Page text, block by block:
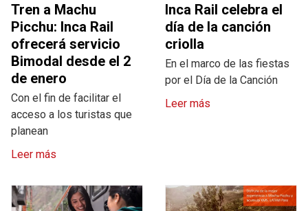
Tren a Machu
Picchu: Inca Rail
ofrecerá servicio
Bimodal desde el 2
de enero
Con el fin de facilitar el
acceso a los turistas que
planean
Leer más
Inca Rail celebra el
día de la canción
criolla
En el marco de las fiestas
por el Día de la Canción
Leer más